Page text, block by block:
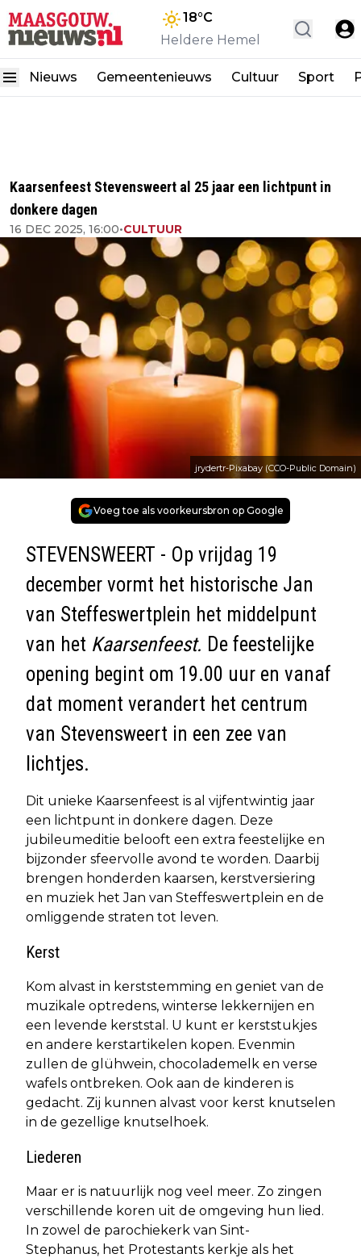
18°C
Heldere Hemel
Nieuws Gemeentenieuws Cultuur Sport
Kaarsenfeest Stevensweert al 25 jaar een lichtpunt in
donkere dagen
16 DEC 2025, 16:00•CULTUUR
jrydertr-Pixabay (CCO-Public Domain)
Voeg toe als voorkeursbron op Google
STEVENSWEERT - Op vrijdag 19
december vormt het historische Jan
van Steffeswertplein het middelpunt
van het Kaarsenfeest. De feestelijke
opening begint om 19.00 uur en vanaf
dat moment verandert het centrum
van Stevensweert in een zee van
lichtjes.
Dit unieke Kaarsenfeest is al vijfentwintig jaar
een lichtpunt in donkere dagen. Deze
jubileumeditie belooft een extra feestelijke en
bijzonder sfeervolle avond te worden. Daarbij
brengen honderden kaarsen, kerstversiering
en muziek het Jan van Steffeswertplein en de
omliggende straten tot leven.
Kerst
Kom alvast in kerststemming en geniet van de
muzikale optredens, winterse lekkernijen en
een levende kerststal. U kunt er kerststukjes
en andere kerstartikelen kopen. Evenmin
zullen de glühwein, chocolademelk en verse
wafels ontbreken. Ook aan de kinderen is
gedacht. Zij kunnen alvast voor kerst knutselen
in de gezellige knutselhoek.
Liederen
Maar er is natuurlijk nog veel meer. Zo zingen
verschillende koren uit de omgeving hun lied.
In zowel de parochiekerk van Sint-
Stephanus, het Protestants kerkje als het